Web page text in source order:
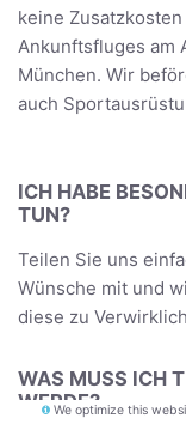
keine
Ankunftsfluges am
München. Wir
auch
ICH HABE
TUN?
Teilen Sie uns
Wünsche mit und
diese zu
WAS MUSS ICH
WERDE?
We optimize this